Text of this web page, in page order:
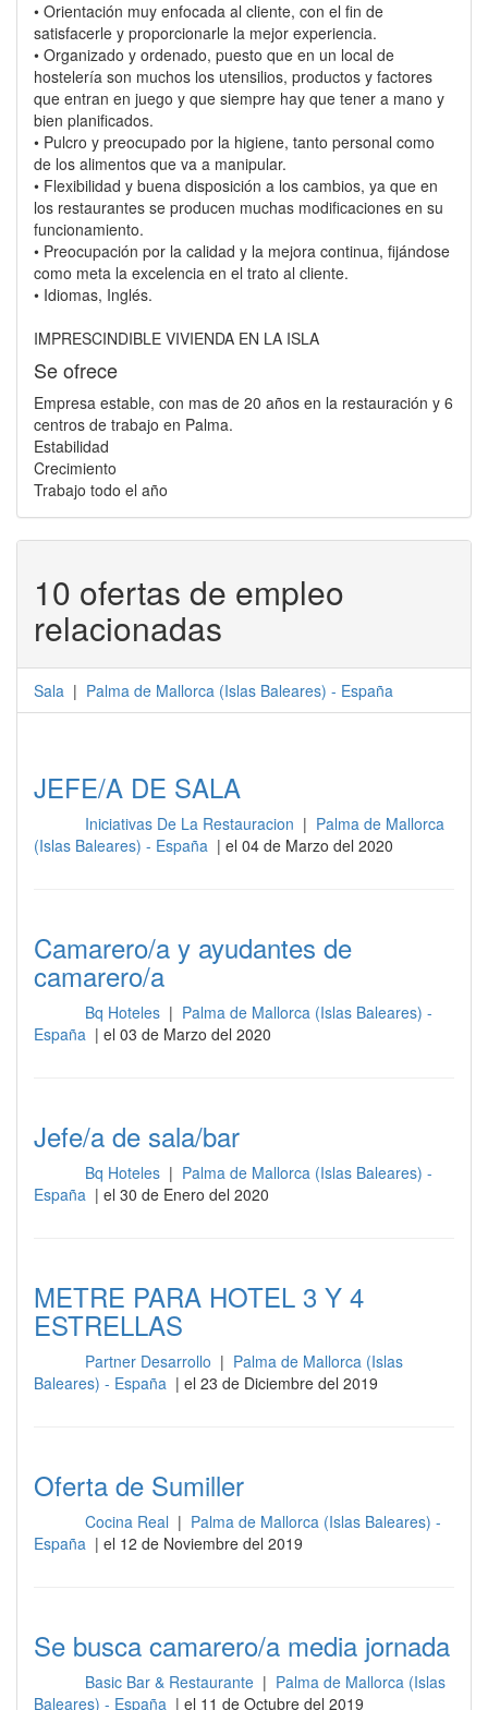
• Orientación muy enfocada al cliente, con el fin de
satisfacerle y proporcionarle la mejor experiencia.
• Organizado y ordenado, puesto que en un local de
hostelería son muchos los utensilios, productos y factores
que entran en juego y que siempre hay que tener a mano y
bien planificados.
• Pulcro y preocupado por la higiene, tanto personal como
de los alimentos que va a manipular.
• Flexibilidad y buena disposición a los cambios, ya que en
los restaurantes se producen muchas modificaciones en su
funcionamiento.
• Preocupación por la calidad y la mejora continua, fijándose
como meta la excelencia en el trato al cliente.
• Idiomas, Inglés.
IMPRESCINDIBLE VIVIENDA EN LA ISLA
Se ofrece
Empresa estable, con mas de 20 años en la restauración y 6
centros de trabajo en Palma.
Estabilidad
Crecimiento
Trabajo todo el año
10 ofertas de empleo
relacionadas
Sala | Palma de Mallorca (Islas Baleares) - España
JEFE/A DE SALA
Iniciativas De La Restauracion | Palma de Mallorca
(Islas Baleares) - España | el 04 de Marzo del 2020
Camarero/a y ayudantes de
camarero/a
Bq Hoteles | Palma de Mallorca (Islas Baleares) -
España | el 03 de Marzo del 2020
Jefe/a de sala/bar
Bq Hoteles | Palma de Mallorca (Islas Baleares) -
España | el 30 de Enero del 2020
METRE PARA HOTEL 3 Y 4
ESTRELLAS
Partner Desarrollo | Palma de Mallorca (Islas
Baleares) - España | el 23 de Diciembre del 2019
Oferta de Sumiller
Cocina Real | Palma de Mallorca (Islas Baleares) -
España | el 12 de Noviembre del 2019
Se busca camarero/a media jornada
Basic Bar & Restaurante | Palma de Mallorca (Islas
Baleares) - España | el 11 de Octubre del 2019